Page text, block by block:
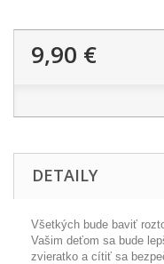
9,90 €
DETAILY
Všetkých bude baviť
Vašim deťom sa bude
zvieratko a cítiť sa